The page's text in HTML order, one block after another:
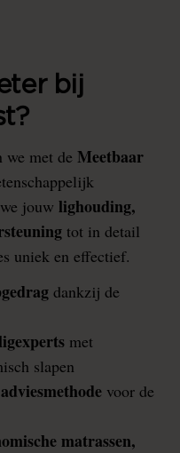
bij
we met de Meetbaar
jouw lighouding,
tot in detail
uniek en effectief.
dankzij de
met
slapen
voor de
matrassen,